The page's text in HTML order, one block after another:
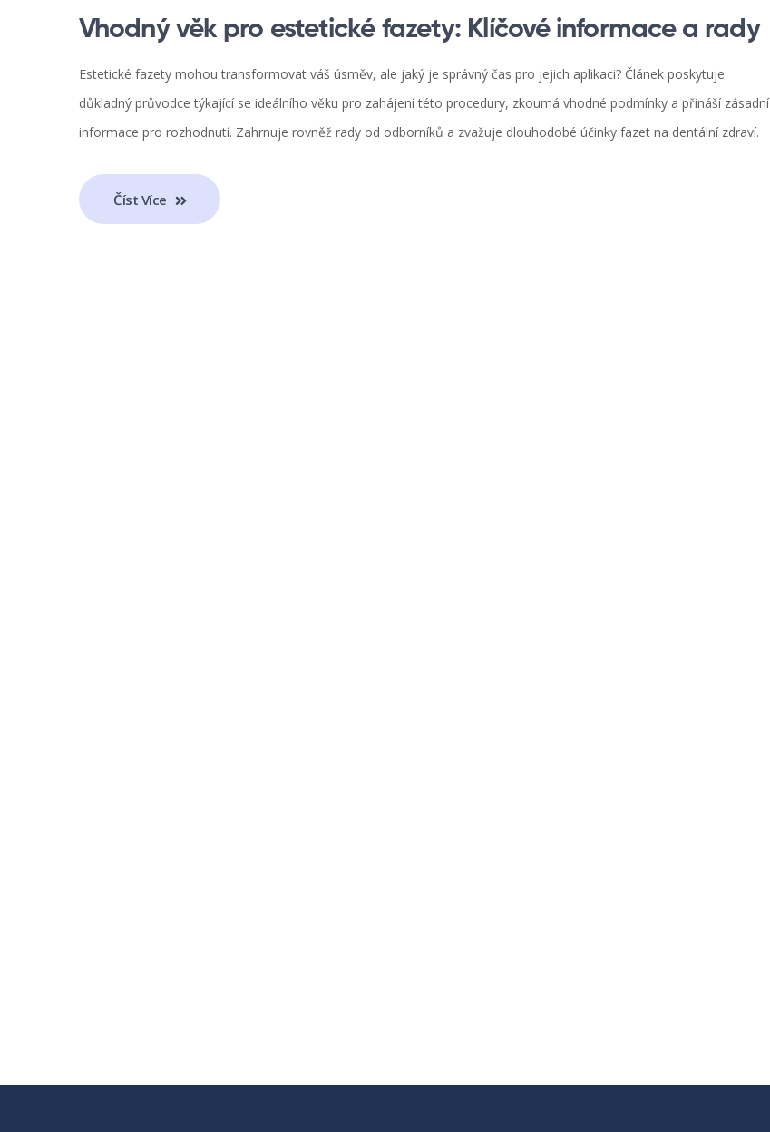
Vhodný věk pro estetické fazety: Klíčové informace a rady
Estetické fazety mohou transformovat váš úsměv, ale jaký je správný čas pro jejich aplikaci? Článek poskytuje
důkladný průvodce týkající se ideálního věku pro zahájení této procedury, zkoumá vhodné podmínky a přináší zásadní
informace pro rozhodnutí. Zahrnuje rovněž rady od odborníků a zvažuje dlouhodobé účinky fazet na dentální zdraví.
Číst Více